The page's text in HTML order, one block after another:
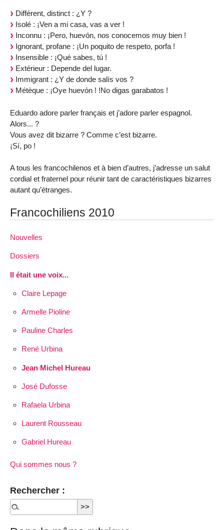
Différent, distinct : ¿Y ?
Isolé : ¡Ven a mi casa, vas a ver !
Inconnu : ¡Pero, huevón, nos conocemos muy bien !
Ignorant, profane : ¡Un poquito de respeto, porfa !
Insensible : ¡Qué sabes, tú !
Extérieur : Depende del lugar.
Immigrant : ¿Y de donde salís vos ?
Métèque : ¡Oye huevón ! !No digas garabatos !
Eduardo adore parler français et j’adore parler espagnol.
Alors... ?
Vous avez dit bizarre ? Comme c’est bizarre.
¡Sí, po !
A tous les francochilenos et à bien d’autres, j’adresse un salut
cordial et fraternel pour réunir tant de caractéristiques bizarres
autant qu’étranges.
Francochiliens 2010
Nouvelles
Dossiers
Il était une voix...
Claire Lepage
Armelle Pioline
Pauline Charles
René Urbina
Jean Michel Hureau
José Dufosse
Rafaela Urbina
Laurent Rousseau
Gabriel Hureau
Qui sommes nous ?
Rechercher :